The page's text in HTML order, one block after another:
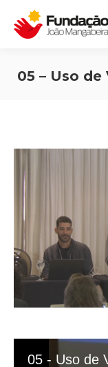
05 – Uso de